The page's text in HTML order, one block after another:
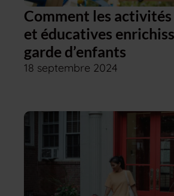
Comment les
et éducatives
garde d’enfants
18 septembre 2024